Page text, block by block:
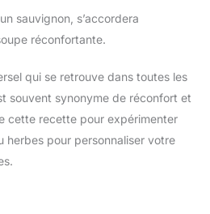
sauvignon, s’accordera
réconfortante.
qui se retrouve dans toutes les
souvent synonyme de réconfort et
cette recette pour expérimenter
herbes pour personnaliser votre